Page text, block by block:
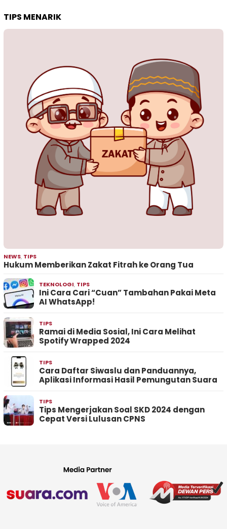
TIPS MENARIK
NEWS, TIPS
Hukum Memberikan Zakat Fitrah ke Orang Tua
TEKNOLOGI, TIPS
Ini Cara Cari “Cuan” Tambahan Pakai Meta
AI WhatsApp!
TIPS
Ramai di Media Sosial, Ini Cara Melihat
Spotify Wrapped 2024
TIPS
Cara Daftar Siwaslu dan Panduannya,
Aplikasi Informasi Hasil Pemungutan Suara
TIPS
Tips Mengerjakan Soal SKD 2024 dengan
Cepat Versi Lulusan CPNS